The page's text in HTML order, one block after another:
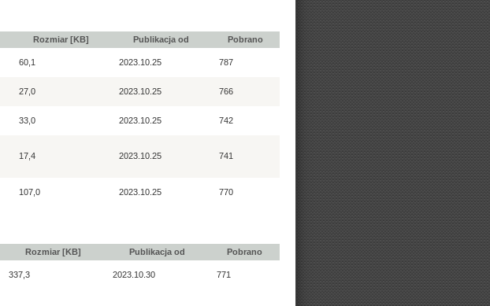
Rozmiar [KB] Publikacja od Pobrano
60,1 2023.10.25 787
27,0 2023.10.25 766
33,0 2023.10.25 742
17,4 2023.10.25 741
107,0 2023.10.25 770
Rozmiar [KB] Publikacja od Pobrano
337,3 2023.10.30 771